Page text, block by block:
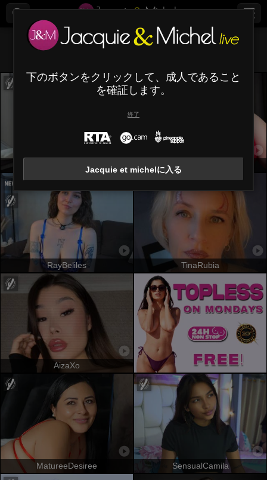
すべて (
DollieSkweres ValentineCurvy
RayBeliles TinaRubia
AizaXo
MatureeDesiree SensualCamila
下のボタンをクリックして、成人であること
を確証します。
終了
Jacquie et michelに入る